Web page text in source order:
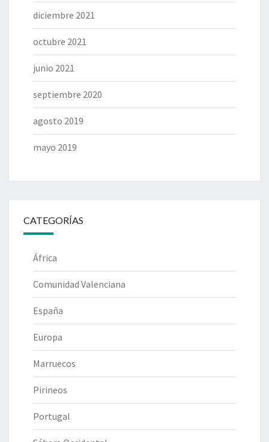
diciembre 2021
octubre 2021
junio 2021
septiembre 2020
agosto 2019
mayo 2019
CATEGORÍAS
África
Comunidad Valenciana
España
Europa
Marruecos
Pirineos
Portugal